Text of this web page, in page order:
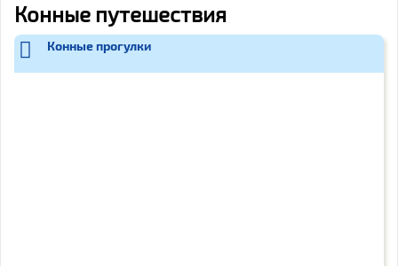
Конные путешествия
Конные прогулки